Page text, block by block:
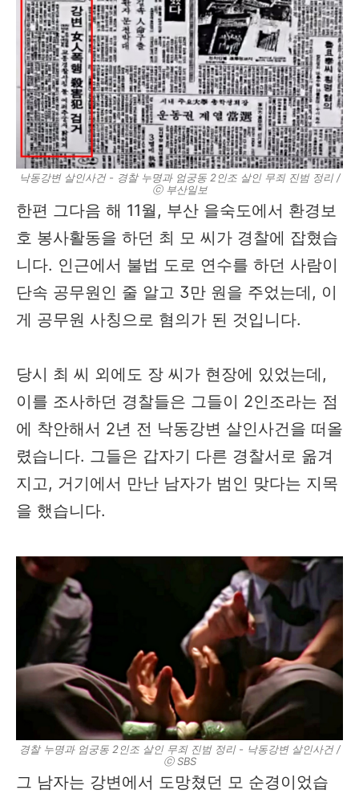
낙동강변 살인사건 - 경찰 누명과 엄궁동 2인조 살인 무죄 진범 정리 /
ⓒ 부산일보
한편 그다음 해 11월, 부산 을숙도에서 환경보
호 봉사활동을 하던 최 모 씨가 경찰에 잡혔습
니다. 인근에서 불법 도로 연수를 하던 사람이
단속 공무원인 줄 알고 3만 원을 주었는데, 이
게 공무원 사칭으로 혐의가 된 것입니다.
당시 최 씨 외에도 장 씨가 현장에 있었는데,
이를 조사하던 경찰들은 그들이 2인조라는 점
에 착안해서 2년 전 낙동강변 살인사건을 떠올
렸습니다. 그들은 갑자기 다른 경찰서로 옮겨
지고, 거기에서 만난 남자가 범인 맞다는 지목
을 했습니다.
경찰 누명과 엄궁동 2인조 살인 무죄 진범 정리 - 낙동강변 살인사건 /
ⓒ SBS
그 남자는 강변에서 도망쳤던 모 순경이었습